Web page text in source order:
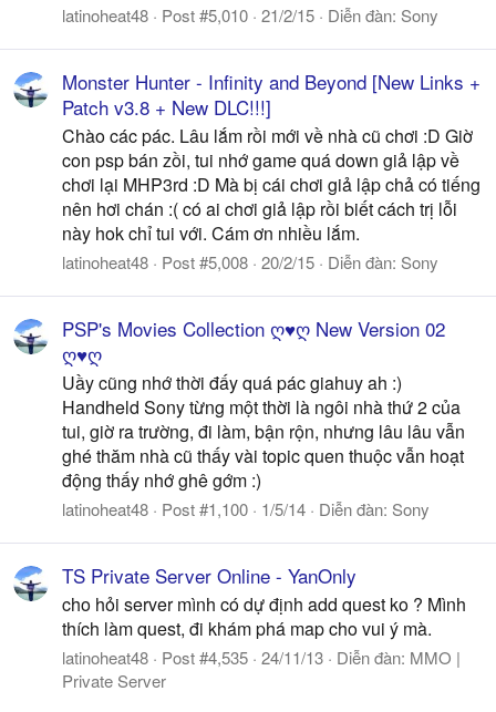
latinoheat48 Post #5,010 21/2/15 Diễn đàn: Sony
Monster Hunter - Infinity and Beyond [New Links +
Patch v3.8 + New DLC!!!]
Chào các pác. Lâu lắm rồi mới về nhà cũ chơi :D Giờ
con psp bán zồi, tui nhớ game quá down giả lập về
chơi lại MHP3rd :D Mà bị cái chơi giả lập chả có tiếng
nên hơi chán :( có ai chơi giả lập rồi biết cách trị lỗi
này hok chỉ tui với. Cám ơn nhiều lắm.
latinoheat48 Post #5,008 20/2/15 Diễn đàn: Sony
PSP's Movies Collection ღ♥ღ New Version 02
ღ♥ღ
Uầy cũng nhớ thời đấy quá pác giahuy ah :)
Handheld Sony từng một thời là ngôi nhà thứ 2 của
tui, giờ ra trường, đi làm, bận rộn, nhưng lâu lâu vẫn
ghé thăm nhà cũ thấy vài topic quen thuộc vẫn hoạt
động thấy nhớ ghê gớm :)
latinoheat48 Post #1,100 1/5/14 Diễn đàn: Sony
TS Private Server Online - YanOnly
cho hỏi server mình có dự định add quest ko ? Mình
thích làm quest, đi khám phá map cho vui ý mà.
latinoheat48 Post #4,535 24/11/13 Diễn đàn: MMO |
Private Server